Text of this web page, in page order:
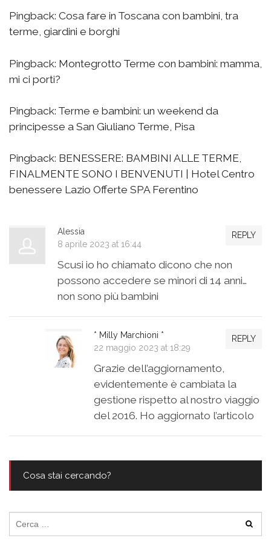
Pingback: Cosa fare in Toscana con bambini, tra
terme, giardini e borghi
Pingback: Montegrotto Terme con bambini: mamma,
mi ci porti?
Pingback: Terme e bambini: un weekend da
principesse a San Giuliano Terme, Pisa
Pingback: BENESSERE: BAMBINI ALLE TERME,
FINALMENTE SONO I BENVENUTI | Hotel Centro
benessere Lazio Offerte SPA Ferentino
REPLY
Alessia
8 aprile 2023 at 16:44
Scusi io ho chiamato dicono che non
possono accedere se minori di 14 anni…
non sono più bambini
REPLY
* Milly Marchioni *
22 maggio 2023 at 18:29
Grazie dell’aggiornamento,
evidentemente è cambiata la
gestione rispetto al nostro viaggio
del 2016. Ho aggiornato l’articolo
Cosa stai cercando?
per: